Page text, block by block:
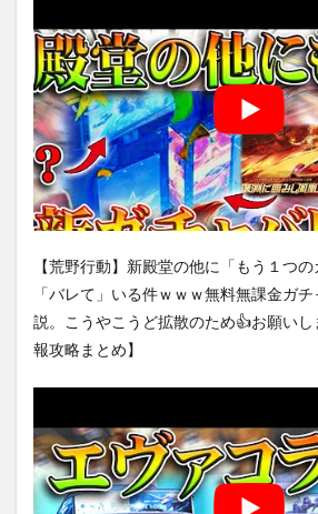
【荒野行動】新殿堂の他に「もう１つ
「バレて」いる件ｗｗｗ無料無課金ガ
説。こうやこうど拡散のため👍お願い
報攻略まとめ】